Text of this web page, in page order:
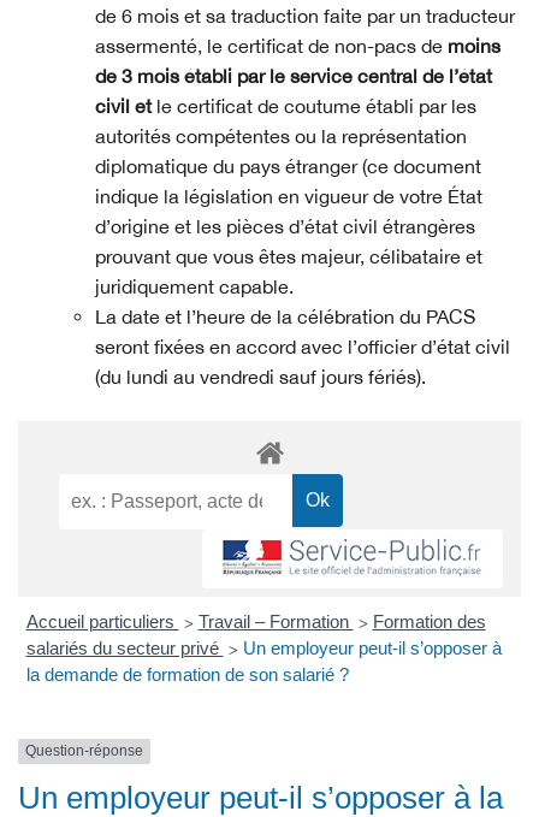
de 6 mois et sa traduction faite par un traducteur
assermenté, le certificat de non-pacs de moins
de 3 mois établi par le service central de l’état
civil etle certificat de coutume établi par les
autorités compétentes ou la représentation
diplomatique du pays étranger (ce document
indique la législation en vigueur de votre État
d’origine et les pièces d’état civil étrangères
prouvant que vous êtes majeur, célibataire et
juridiquement capable.
La date et l’heure de la célébration du PACS
seront fixées en accord avec l’officier d’état civil
(du lundi au vendredi sauf jours fériés).
Accueil particuliers > Travail – Formation > Formation des
salariés du secteur privé > Un employeur peut-il s’opposer à
la demande de formation de son salarié ?
Question-réponse
Un employeur peut-il s’opposer à la